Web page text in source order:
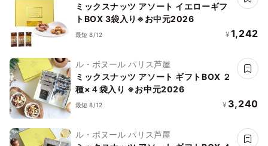
ミックスナッツ アソート イエローギフ
トBOX 3袋入り※お中元2026
最短 8/12 ¥ 1,242
ル・ボヌール パリス芦屋
ミックスナッツ アソート ギフトBOX ２
種×４袋入り ※お中元2026
最短 8/12 ¥ 3,240
ル・ボヌール パリス芦屋